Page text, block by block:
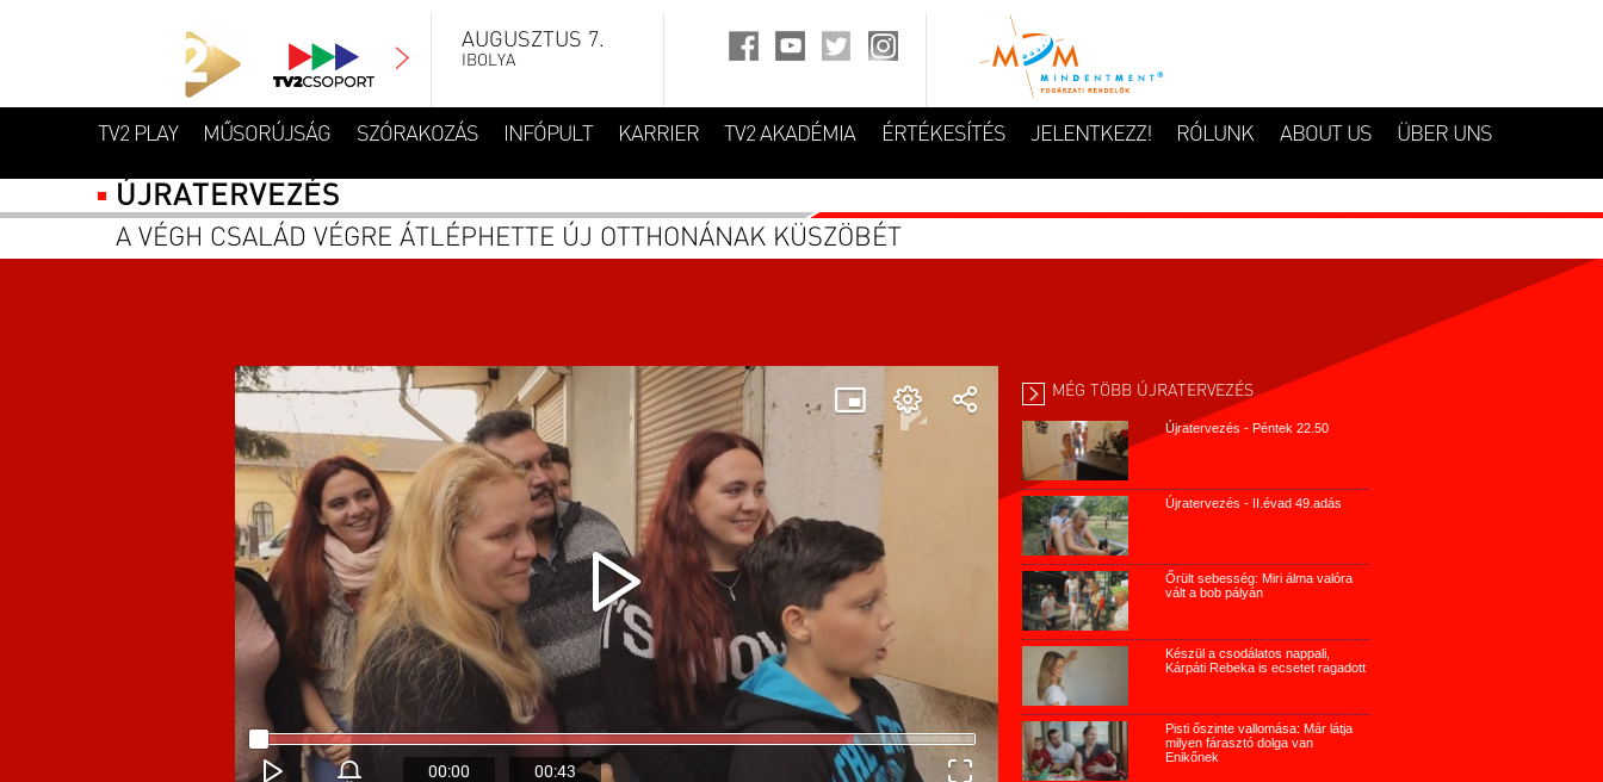
AUGUSZTUS 7.
IBOLYA
TV2 PLAY MŰSORÚJSÁG SZÓRAKOZÁS INFÓPULT KARRIER TV2 AKADÉMIA ÉRTÉKESÍTÉS JELENTKEZZ! RÓLUNK ABOUT US ÜBER UNS
ÚJRATERVEZÉS
A VÉGH CSALÁD VÉGRE ÁTLÉPHETTE ÚJ OTTHONÁNAK KÜSZÖBÉT
00:00 00:43
MÉG TÖBB ÚJRATERVEZÉS
Újratervezés - Péntek 22.50
Újratervezés - II.évad 49.adás
Őrült sebesség: Miri álma valóra
vált a bob pályán
Készül a csodálatos nappali,
Kárpáti Rebeka is ecsetet ragadott
Pisti őszinte vallomása: Már látja
milyen fárasztó dolga van
Enikőnek